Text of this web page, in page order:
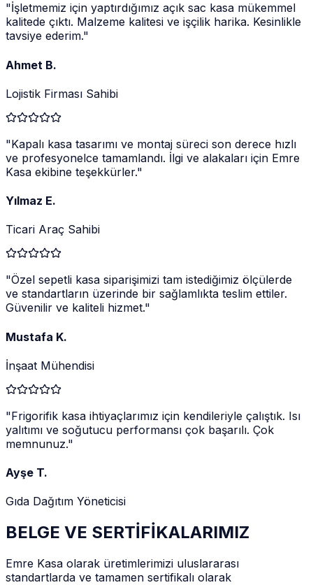
"İşletmemiz için yaptırdığımız açık sac kasa mükemmel
kalitede çıktı. Malzeme kalitesi ve işçilik harika. Kesinlikle
tavsiye ederim."
Ahmet B.
Lojistik Firması Sahibi
"Kapalı kasa tasarımı ve montaj süreci son derece hızlı
ve profesyonelce tamamlandı. İlgi ve alakaları için Emre
Kasa ekibine teşekkürler."
Yılmaz E.
Ticari Araç Sahibi
"Özel sepetli kasa siparişimizi tam istediğimiz ölçülerde
ve standartların üzerinde bir sağlamlıkta teslim ettiler.
Güvenilir ve kaliteli hizmet."
Mustafa K.
İnşaat Mühendisi
"Frigorifik kasa ihtiyaçlarımız için kendileriyle çalıştık. Isı
yalıtımı ve soğutucu performansı çok başarılı. Çok
memnunuz."
Ayşe T.
Gıda Dağıtım Yöneticisi
BELGE VE SERTİFİKALARIMIZ
Emre Kasa olarak üretimlerimizi uluslararası
standartlarda ve tamamen sertifikalı olarak